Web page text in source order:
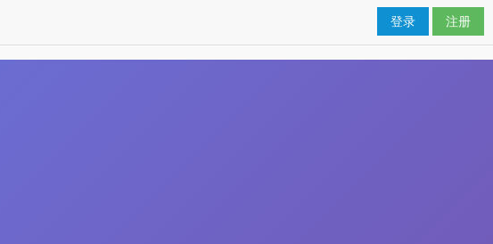
登录 注册